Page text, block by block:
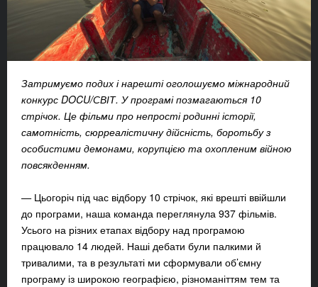
Затримуємо подих і нарешті оголошуємо міжнародний
конкурс DOCU/СВІТ. У програмі позмагаються 10
стрічок. Це фільми про непрості родинні історії,
самотність, сюрреалістичну дійсність, боротьбу з
особистими демонами, корупцією та охопленим війною
повсякденням.
— Цьогоріч під час відбору 10 стрічок, які врешті ввійшли
до програми, наша команда переглянула 937 фільмів.
Усього на різних етапах відбору над програмою
працювало 14 людей. Наші дебати були палкими й
тривалими, та в результаті ми сформували об’ємну
програму із широкою географією, різноманіттям тем та